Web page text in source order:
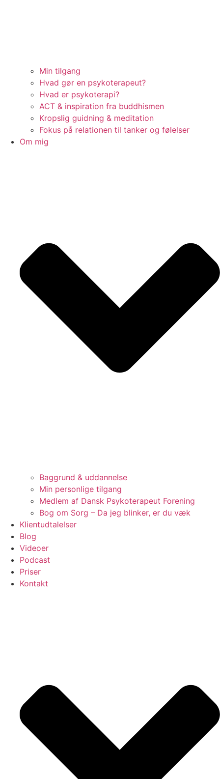
Min tilgang
Hvad gør en psykoterapeut?
Hvad er psykoterapi?
ACT & inspiration fra buddhismen
Kropslig guidning & meditation
Fokus på relationen til tanker og følelser
Om mig
Baggrund & uddannelse
Min personlige tilgang
Medlem af Dansk Psykoterapeut Forening
Bog om Sorg – Da jeg blinker, er du væk
Klientudtalelser
Blog
Videoer
Podcast
Priser
Kontakt